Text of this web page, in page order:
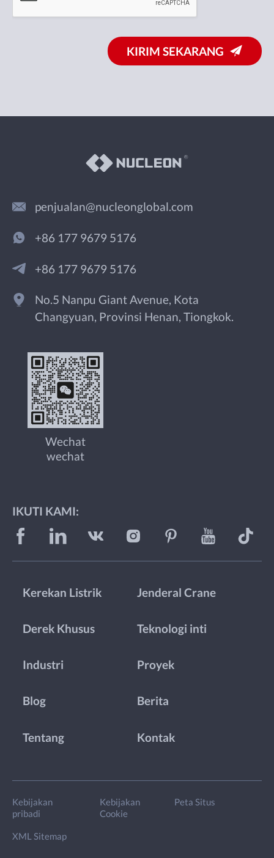
KIRIM SEKARANG
penjualan@nucleonglobal.com
+86 177 9679 5176
+86 177 9679 5176
No.5 Nanpu Giant Avenue, Kota
Changyuan, Provinsi Henan, Tiongkok.
Wechat
wechat
IKUTI KAMI:
Kerekan Listrik Jenderal Crane
Derek Khusus Teknologi inti
Industri Proyek
Blog Berita
Tentang Kontak
Kebijakan
pribadi
Kebijakan
Cookie
Peta Situs
XML Sitemap